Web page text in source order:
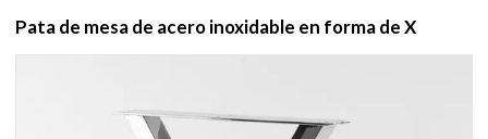
Pata de mesa de acero inoxidable en forma de X